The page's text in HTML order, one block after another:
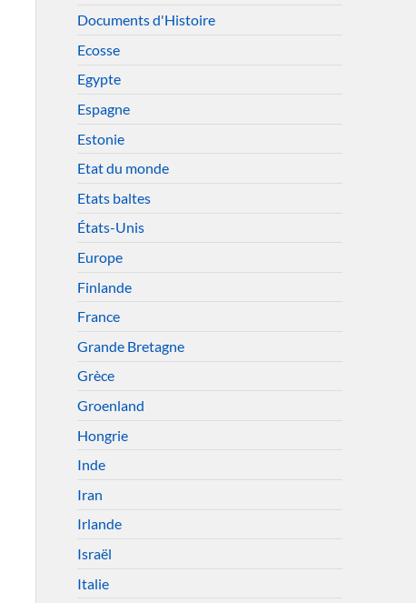
Documents d'Histoire
Ecosse
Egypte
Espagne
Estonie
Etat du monde
Etats baltes
États-Unis
Europe
Finlande
France
Grande Bretagne
Grèce
Groenland
Hongrie
Inde
Iran
Irlande
Israël
Italie